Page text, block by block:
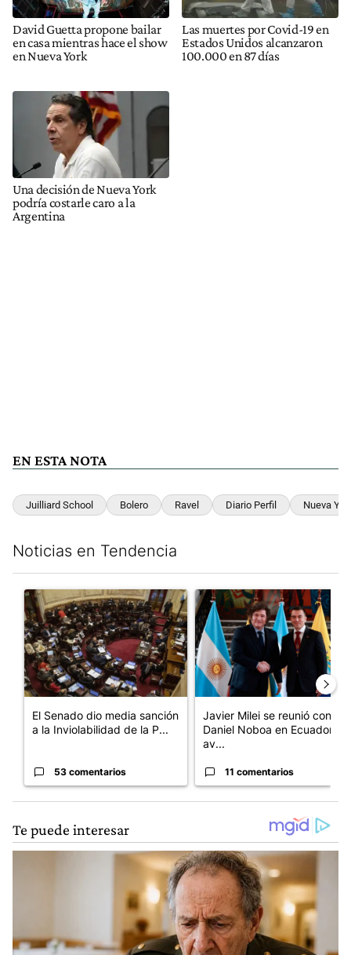
David Guetta propone bailar
en casa mientras hace el show
en Nueva York
Las muertes por Covid-19 en
Estados Unidos alcanzaron
100.000 en 87 días
Una decisión de Nueva York
podría costarle caro a la
Argentina
EN ESTA NOTA
Juilliard School Bolero Ravel Diario Perfil Nueva
Noticias en Tendencia
Un artículo de tendencia con el título "El Senado dio media
El Senado dio media sanción
a la Inviolabilidad de la P...
53 comentarios
Un artículo de tendencia con
Javier Milei se reunió con
Daniel Noboa en Ecuador y
av...
11 comentarios